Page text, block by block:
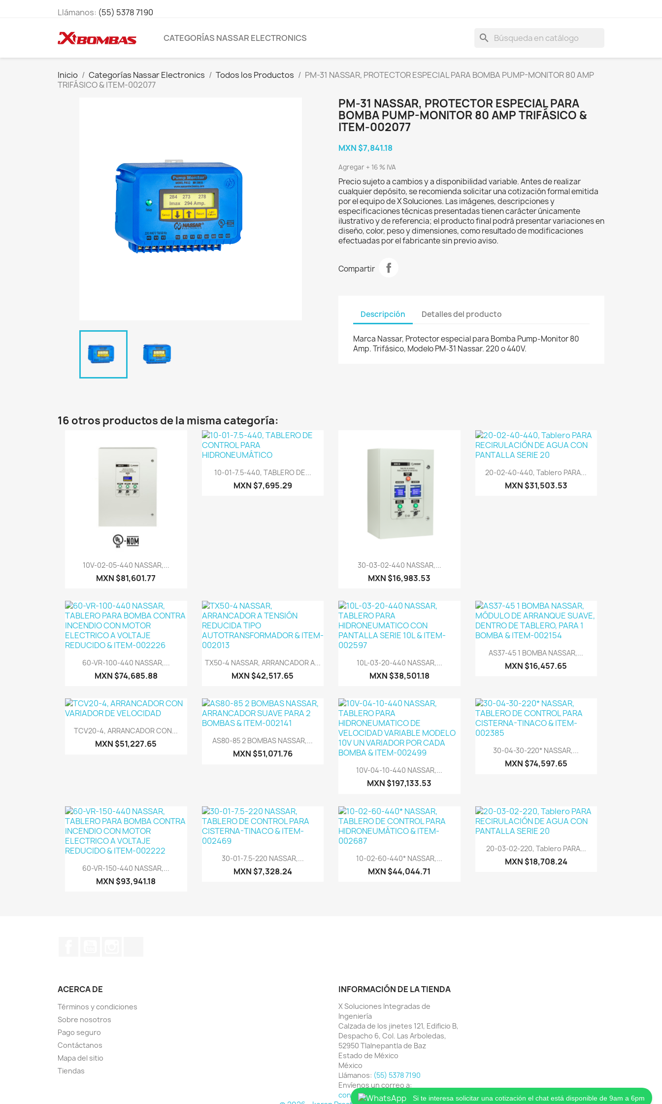
Llámanos: (55) 5378 7190
CATEGORÍAS NASSAR ELECTRONICS search
Inicio Categorías Nassar Electronics Todos los Productos
PM-31 NASSAR, PROTECTOR ESPECIAL PARA BOMBA PUMP-MONITOR 80 AMP
TRIFÁSICO & ITEM-002077
PM-31 NASSAR, PROTECTOR ESPECIAL PARA
BOMBA PUMP-MONITOR 80 AMP TRIFÁSICO &
ITEM-002077
MXN $7,841.18
Agregar + 16 % IVA
Precio sujeto a cambios y a disponibilidad variable. Antes de realizar
cualquier depósito, se recomienda solicitar una cotización formal emitida
por el equipo de X Soluciones. Las imágenes, descripciones y
especificaciones técnicas presentadas tienen carácter únicamente
ilustrativo y de referencia; el producto final podrá presentar variaciones en
diseño, color, peso y dimensiones, como resultado de modificaciones
efectuadas por el fabricante sin previo aviso.
Compartir
Descripción Detalles del producto
Marca Nassar, Protector especial para Bomba Pump-Monitor 80
Amp. Trifásico, Modelo PM-31 Nassar. 220 o 440V.
16 otros productos de la misma categoría:
Vista rápida
10V-02-05-440 NASSAR,...
MXN $81,601.77
Vista rápida
10-01-7.5-440, TABLERO DE...
MXN $7,695.29
Vista rápida
30-03-02-440 NASSAR,...
MXN $16,983.53
Vista rápida
20-02-40-440, Tablero PARA...
MXN $31,503.53
Vista rápida
60-VR-100-440 NASSAR,...
MXN $74,685.88
Vista rápida
TX50-4 NASSAR, ARRANCADOR A...
MXN $42,517.65
Vista rápida
10L-03-20-440 NASSAR,...
MXN $38,501.18
Vista rápida
AS37-45 1 BOMBA NASSAR,...
MXN $16,457.65
Vista rápida
TCV20-4, ARRANCADOR CON...
MXN $51,227.65 Vista rápida
AS80-85 2 BOMBAS NASSAR,...
MXN $51,071.76
Vista rápida
10V-04-10-440 NASSAR,...
MXN $197,133.53
Vista rápida
30-04-30-220* NASSAR,...
MXN $74,597.65
Vista rápida
60-VR-150-440 NASSAR,...
MXN $93,941.18
Vista rápida
30-01-7.5-220 NASSAR,...
MXN $7,328.24
Vista rápida
10-02-60-440* NASSAR,...
MXN $44,044.71
Vista rápida
20-03-02-220, Tablero PARA...
MXN $18,708.24
ACERCA DE
Términos y condiciones
Sobre nosotros
Pago seguro
Contáctanos
Mapa del sitio
Tiendas
INFORMACIÓN DE LA TIENDA
X Soluciones Integradas de
Ingeniería
Calzada de los jinetes 121, Edificio B,
Despacho 6, Col. Las Arboledas,
52950 Tlalnepantla de Baz
Estado de México
México
Llámanos: (55) 5378 7190
Envíenos un correo a:
contacto@xsoluciones.mxSi te interesa solicitar una cotización el chat está disponible de 9am a 6pm